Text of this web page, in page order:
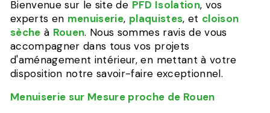
Bienvenue sur le site de PFD Isolation, vos
experts en menuiserie, plaquistes, et cloison
sèche à Rouen. Nous sommes ravis de vous
accompagner dans tous vos projets
d'aménagement intérieur, en mettant à votre
disposition notre savoir-faire exceptionnel.
Menuiserie sur Mesure proche de Rouen